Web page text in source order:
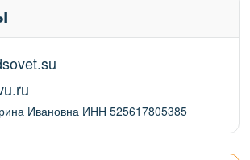
Ивановна ИНН 525617805385